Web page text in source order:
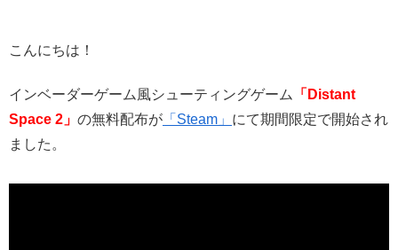
こんにちは！
インベーダーゲーム風シューティングゲーム
「Distant
Space 2」 の無料配布が 「Steam」 にて期間限定で開始され
ました。